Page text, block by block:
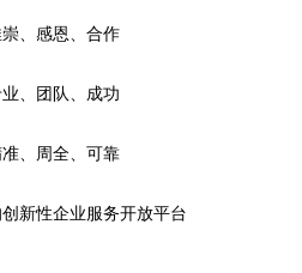
、感恩、合作
、团队、成功
、周全、可靠
新性企业服务开放平台